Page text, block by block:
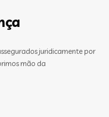
juridicamente por
mão da